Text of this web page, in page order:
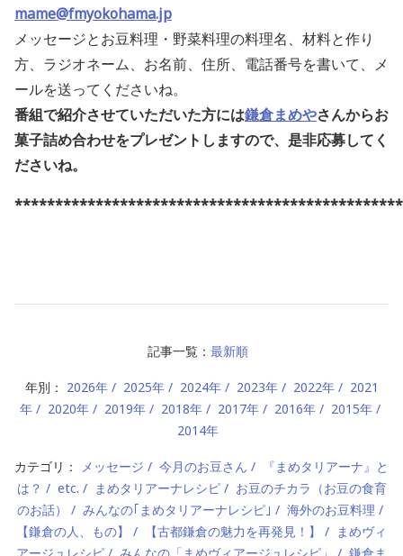
mame@fmyokohama.jp
メッセージとお豆料理・野菜料理の料理名、材料と作り
方、ラジオネーム、お名前、住所、電話番号を書いて、メ
ールを送ってくださいね。
番組で紹介させていただいた方には鎌倉まめやさんからお
菓子詰め合わせをプレゼントしますので、是非応募してく
ださいね。
記事一覧： 最新順
年別： 2026年 2025年 2024年 2023年 2022年
2021
年
2020年 2019年 2018年 2017年 2016年
2015年
2014年
カテゴリ： メッセージ 今月のお豆さん
『まめタリアーナ』と
は？
etc. まめタリアーナレシピ
お豆のチカラ（お豆の食育
のお話）
みんなの｢まめタリアーナレシピ｣
海外のお豆料理
【鎌倉の人、もの】
【古都鎌倉の魅力を再発見！】
まめヴィ